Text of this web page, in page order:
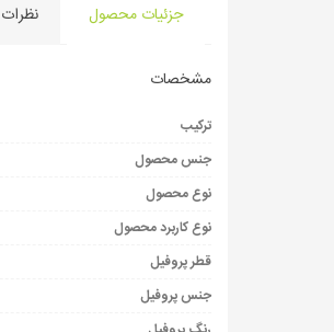
جزئیات محصول نظرات
مشخصات
ترکیب
جنس محصول
نوع محصول
نوع کاربرد محصول
قطر پروفیل
جنس پروفیل